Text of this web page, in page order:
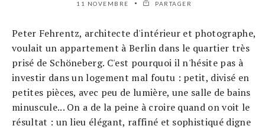
11 NOVEMBRE PARTAGER
Peter Fehrentz, architecte d'intérieur et photographe,
voulait un appartement à Berlin dans le quartier très
prisé de Schöneberg. C'est pourquoi il n'hésite pas à
investir dans un logement mal foutu : petit, divisé en
petites pièces, avec peu de lumière, une salle de bains
minuscule... On a de la peine à croire quand on voit le
résultat : un lieu élégant, raffiné et sophistiqué digne